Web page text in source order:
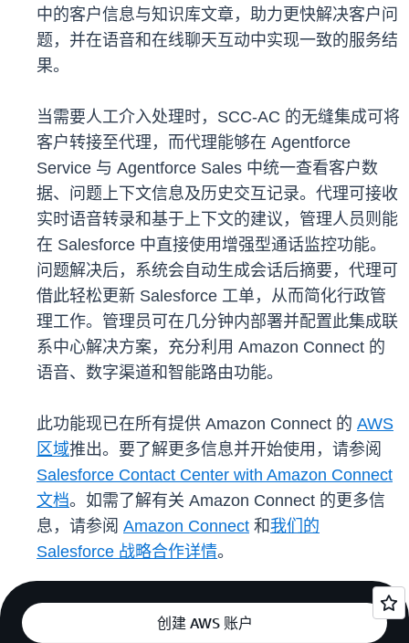
中的客户信息与知识库文章，助力更快解决客户问
题，并在语音和在线聊天互动中实现一致的服务结
果。
当需要人工介入处理时，SCC-AC 的无缝集成可将
客户转接至代理，而代理能够在 Agentforce
Service 与 Agentforce Sales 中统一查看客户数
据、问题上下文信息及历史交互记录。代理可接收
实时语音转录和基于上下文的建议，管理人员则能
在 Salesforce 中直接使用增强型通话监控功能。
问题解决后，系统会自动生成会话后摘要，代理可
借此轻松更新 Salesforce 工单，从而简化行政管
理工作。管理员可在几分钟内部署并配置此集成联
系中心解决方案，充分利用 Amazon Connect 的
语音、数字渠道和智能路由功能。
此功能现已在所有提供 Amazon Connect 的 AWS
区域推出。要了解更多信息并开始使用，请参阅
Salesforce Contact Center with Amazon Connect
文档。如需了解有关 Amazon Connect 的更多信
息，请参阅 Amazon Connect 和 我们的
Salesforce 战略合作详情。
创建 AWS 账户